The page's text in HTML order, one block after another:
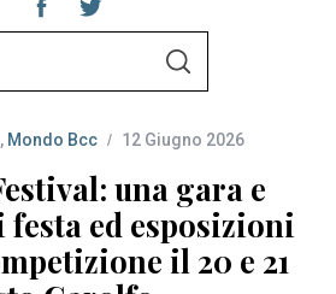
S
C
H
, Mondo Bcc 12 Giugno 2026
una gara e
ed esposizioni
il 20 e 21